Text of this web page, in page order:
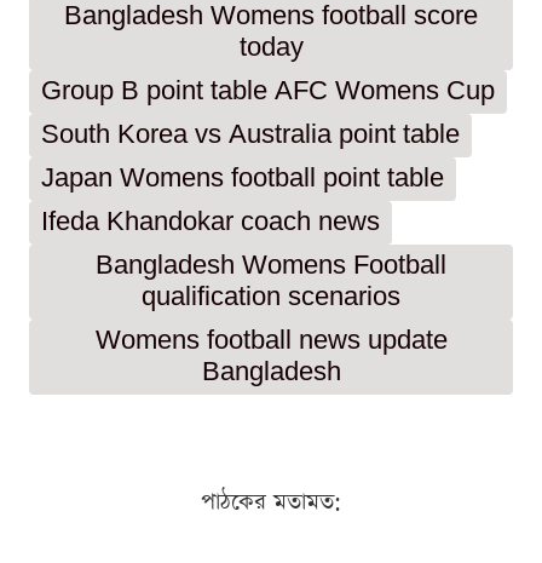
Bangladesh Womens football score
today
Group B point table AFC Womens Cup
South Korea vs Australia point table
Japan Womens football point table
Ifeda Khandokar coach news
Bangladesh Womens Football
qualification scenarios
Womens football news update
Bangladesh
পাঠকের মতামত: